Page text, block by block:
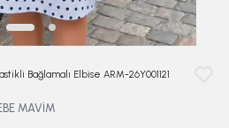
Bağlamalı Elbise ARM-26Y001121
MAVİM